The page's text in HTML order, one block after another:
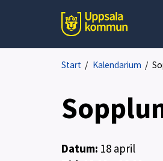
Start / Kalendarium /
Datum: 18 april